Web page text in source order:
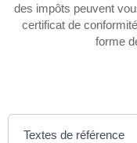
des impôts peuvent
certificat de
forme
Textes de référence